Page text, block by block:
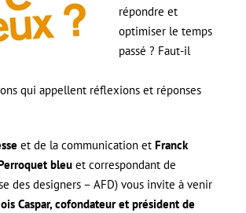
répondre et
optimiser le temps
passé ? Faut-il
qui appellent réflexions et réponses
et de la communication et Franck
bleu et correspondant de
des designers – AFD) vous invite à venir
Caspar, cofondateur et président de